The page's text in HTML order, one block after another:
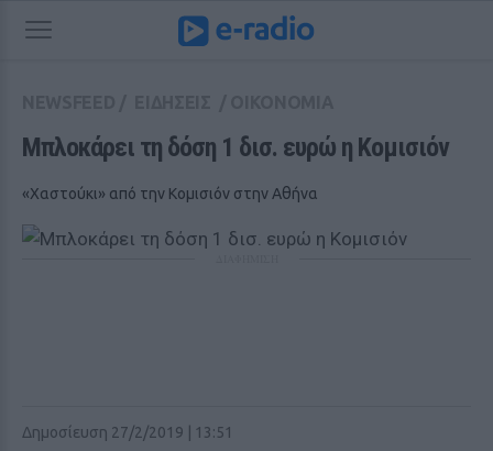
Μπλοκάρει τη δόση 1 δισ. ευρώ η Κομισιόν
«Χαστούκι» από την Κομισιόν στην Αθήνα
Δημοσίευση 27/2/2019 | 13:51